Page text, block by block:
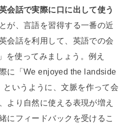
会話で実際に口に出して使う
が、言語を習得する一番の近
会話を利用して、英語での会
を使ってみましょう。例え
に「We enjoyed the landside
いうように、文脈を作って会
より自然に使える表現が増え
にフィードバックを受けるこ